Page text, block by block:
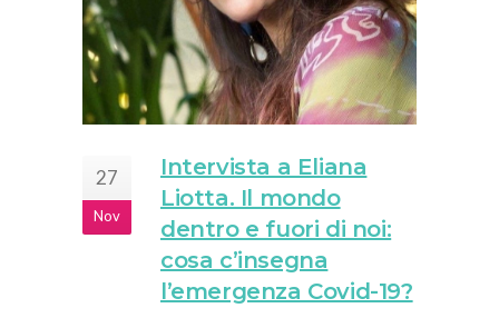
27
Nov
Intervista a Eliana
Liotta. Il mondo
dentro e fuori di noi:
cosa c’insegna
l’emergenza Covid-19?